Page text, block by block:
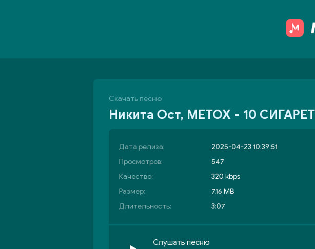
Скачать песню
Никита Ост, METOX - 10 СИГАРЕТ
Дата релиза:
2025-04-23 10:39:51
Просмотров:
547
Качество:
320 kbps
Размер:
7.16 MB
Длительность:
3:07
Слушать песню